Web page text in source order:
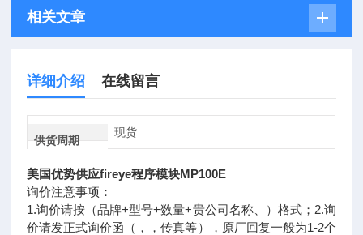
相关文章
详细介绍 在线留言
供货周期
现货
美国优势供应fireye程序模块MP100E
询价注意事项：
1.询价请按（品牌+型号+数量+贵公司名称、）格式；2.询
价请发正式询价函（，，传真等），原厂回复一般为1-2个